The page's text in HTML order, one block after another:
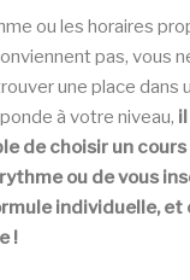
ou les horaires
pas, vous
une place dans
à votre niveau,
de choisir un
ou de vous
individuelle, et
!